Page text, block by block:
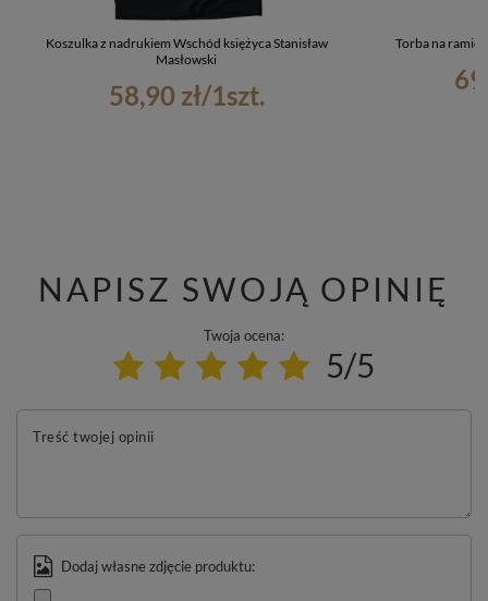
Koszulka z nadrukiem Wschód księżyca Stanisław
Masłowski
58,90 zł/1szt.
Torba na ramię
NAPISZ SWOJĄ OPINIĘ
Twoja ocena:
5/5
Treść twojej opinii
Dodaj własne zdjęcie produktu: